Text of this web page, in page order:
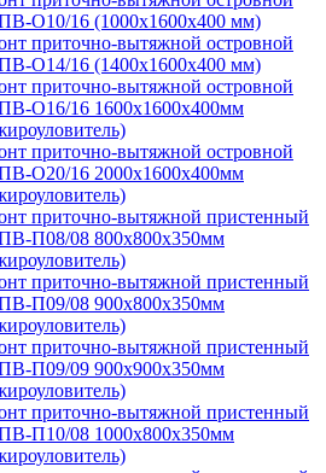
О10/16 (1000х1600х400 мм)
приточно-вытяжной островной
О14/16 (1400х1600х400 мм)
приточно-вытяжной островной
О16/16 1600х1600х400мм
приточно-вытяжной островной
О20/16 2000х1600х400мм
приточно-вытяжной пристенный
П08/08 800х800х350мм
приточно-вытяжной пристенный
П09/08 900х800х350мм
приточно-вытяжной пристенный
П09/09 900х900х350мм
приточно-вытяжной пристенный
П10/08 1000х800х350мм